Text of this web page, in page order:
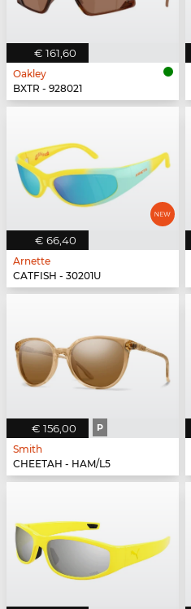
€ 161,60
Oakley
BXTR - 928021
€ 66,40
Arnette
CATFISH - 30201U
€ 156,00 P
Smith
CHEETAH - HAM/L5